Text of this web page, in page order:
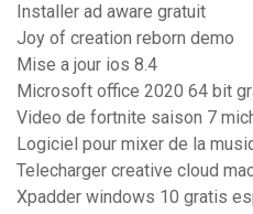
Installer ad aware gratuit
Joy of creation reborn demo
Mise a jour ios 8.4
Microsoft office 2020 64 bit
Video de fortnite saison 7
Logiciel pour mixer de la
Telecharger creative cloud
Xpadder windows 10 gratis